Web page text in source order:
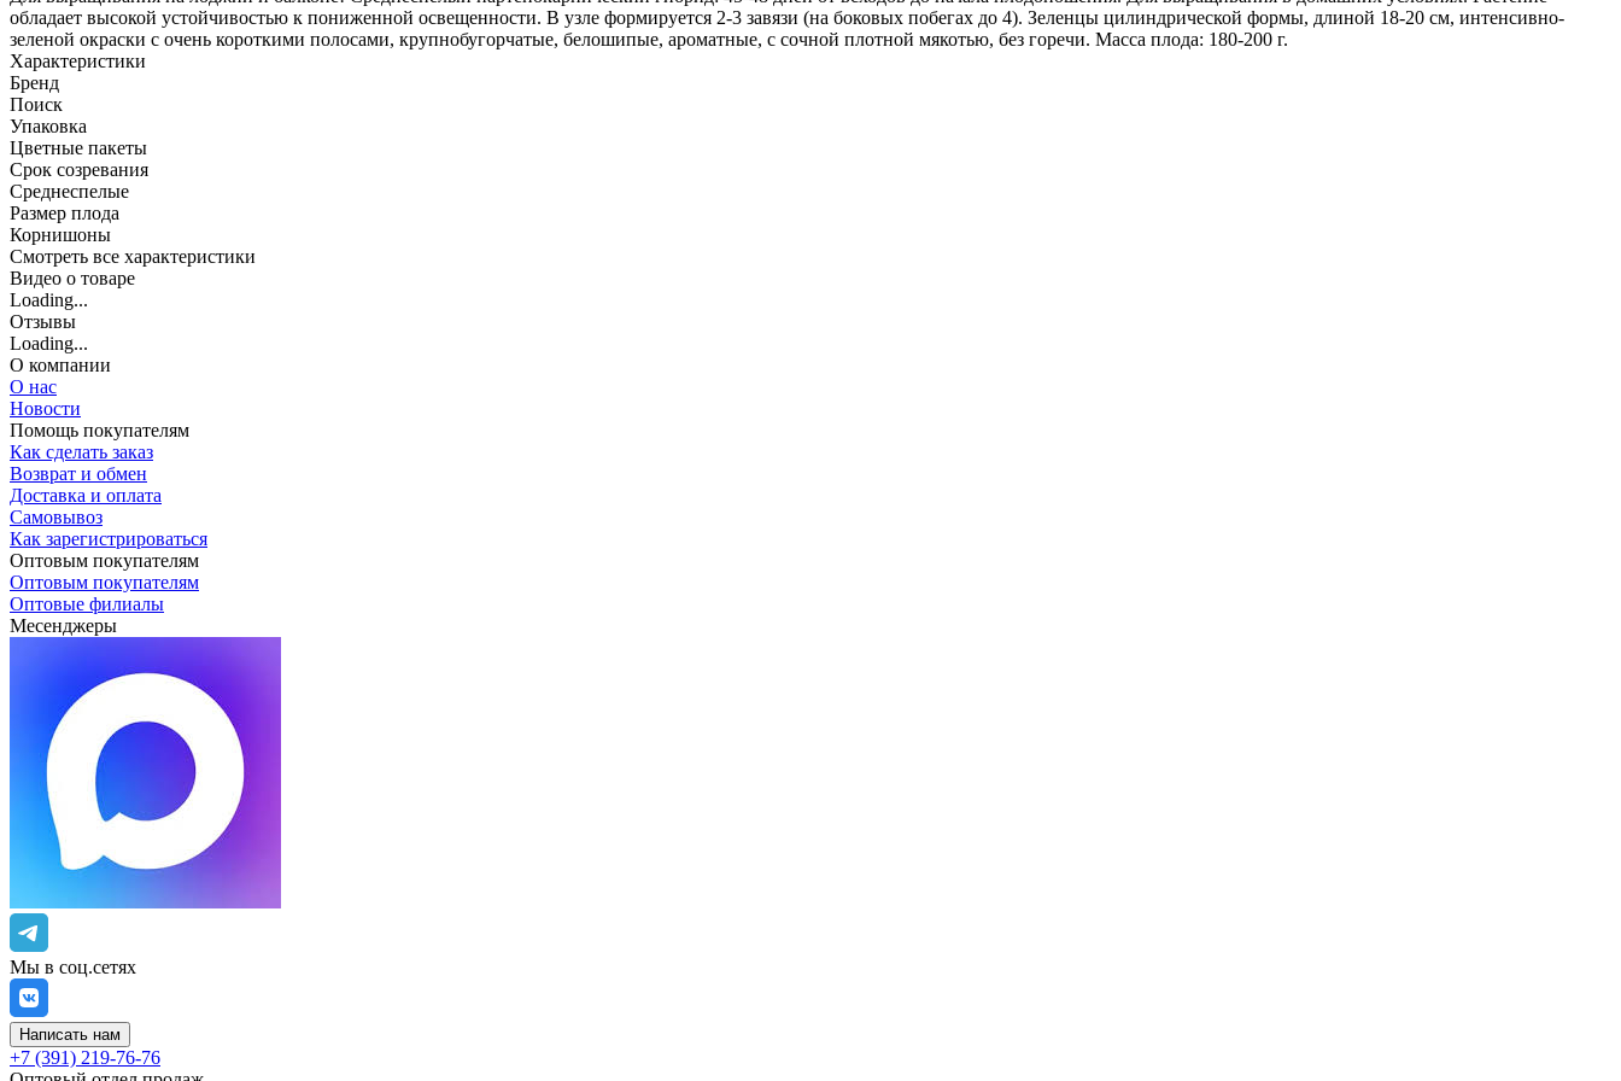
обладает высокой устойчивостью к пониженной освещенности. В узле формируется 2-3 завязи (на боковых побегах до 4). Зеленцы цилиндрической формы, длиной 18-20 см, интенсивно-
зеленой окраски с очень короткими полосами, крупнобугорчатые, белошипые, ароматные, с сочной плотной мякотью, без горечи. Масса плода: 180-200 г.
Характеристики
Бренд
Поиск
Упаковка
Цветные пакеты
Срок созревания
Среднеспелые
Размер плода
Корнишоны
Cмотреть все характеристики
Видео о товаре
Loading...
Отзывы
Loading...
О компании
О нас
Новости
Помощь покупателям
Как сделать заказ
Возврат и обмен
Доставка и оплата
Самовывоз
Как зарегистрироваться
Оптовым покупателям
Оптовым покупателям
Оптовые филиалы
Месенджеры
Мы в соц.сетях
Написать нам
+7 (391) 219-76-76